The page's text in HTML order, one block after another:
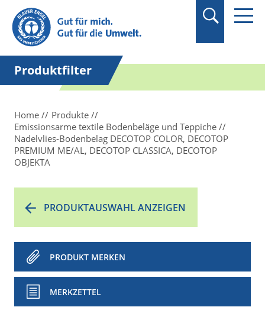
Suchbegriff in
Anführungszeichen
setzen.
Produktfilter
Home
Produkte
Emissionsarme textile Bodenbeläge und Teppiche
Nadelvlies-Bodenbelag DECOTOP COLOR, DECOTOP
PREMIUM ME/AL, DECOTOP CLASSICA, DECOTOP
OBJEKTA
PRODUKTAUSWAHL ANZEIGEN
PRODUKT MERKEN
MERKZETTEL